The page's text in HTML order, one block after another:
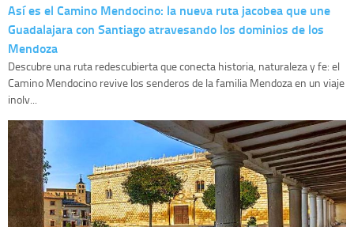
Así es el Camino Mendocino: la nueva ruta jacobea que une
Guadalajara con Santiago atravesando los dominios de los
Mendoza
Descubre una ruta redescubierta que conecta historia, naturaleza y fe: el
Camino Mendocino revive los senderos de la familia Mendoza en un viaje
inolv...